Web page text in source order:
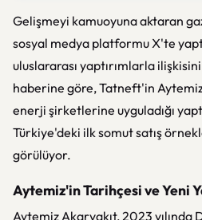
Gelişmeyi kamuoyuna aktaran
sosyal medya platformu X'te
uluslararası yaptırımlarla
haberine göre, Tatneft'in
enerji şirketlerine uyguladığı
Türkiye'deki ilk somut satış
görülüyor.
Aytemiz'in Tarihçesi ve Yeni
Aytemiz Akaryakıt, 2023 yılında